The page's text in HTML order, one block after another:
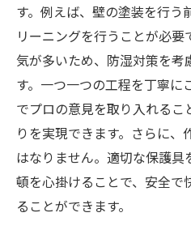
す。例えば、壁の塗装を行う
リーニングを行うことが必
気が多いため、防湿対策を考
す。一つ一つの工程を丁寧
でプロの意見を取り入れる
りを実現できます。さらに、
はなりません。適切な保護
頓を心掛けることで、安全で
ることができます。